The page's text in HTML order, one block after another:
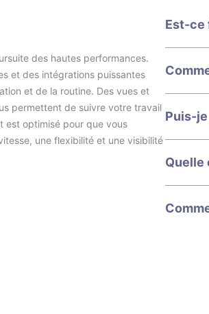
des hautes performances.
et des intégrations puissantes
et de la routine. Des vues et
permettent de suivre votre travail
est optimisé pour que vous
une flexibilité et une visibilité
Est-ce
Puis-
Quelle